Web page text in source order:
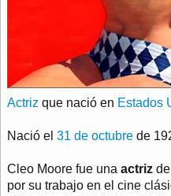
Actriz que nació en Estados
Nació el 31 de octubre de
Cleo Moore fue una actriz
por su trabajo en el cine